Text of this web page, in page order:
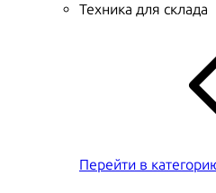
Техника для склада
Перейти в